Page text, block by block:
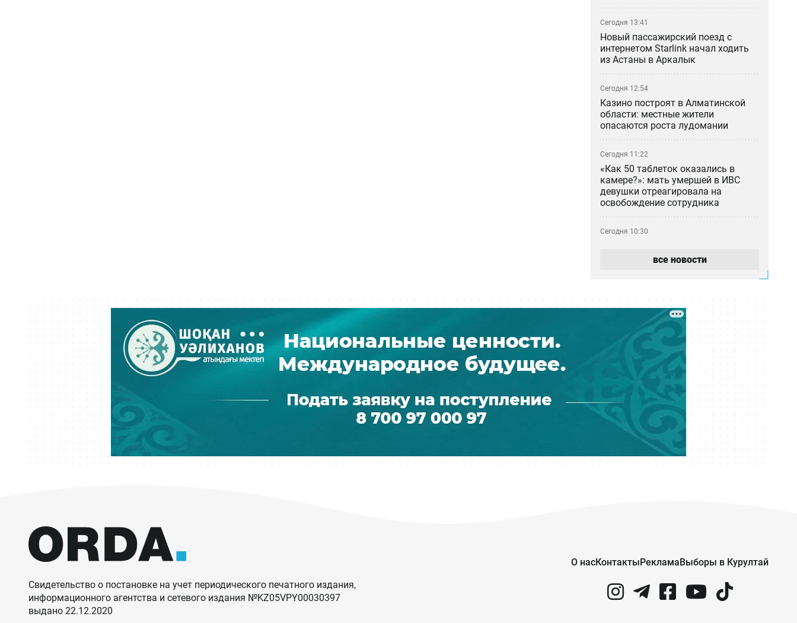
Сегодня 13:41
Новый пассажирский поезд с
интернетом Starlink начал ходить
из Астаны в Аркалык
Сегодня 12:54
Казино построят в Алматинской
области: местные жители
опасаются роста лудомании
Сегодня 11:22
«Как 50 таблеток оказались в
камере?»: мать умершей в ИВС
девушки отреагировала на
освобождение сотрудника
Сегодня 10:30
лета: почему городские объекты
«Строительство — это инвестиция
в будущее страны»: интервью с
Мауленом Айманбетовым
Сегодня 10:06
Госгрант не достался: какие ещё
варианты учиться бесплатно есть
у абитуриентов Казахстана
Сегодня 09:00
Тридцать лет с печками: почему 17
домов в Молодёжном так и не
Снова жарко — прогноз погоды
на 8 августа
все новости
Свидетельство о постановке на учет периодического печатного издания,
информационного агентства и сетевого издания №KZ05VPY00030397
выдано 22.12.2020
О насКонтактыРекламаВыборы в Курултай